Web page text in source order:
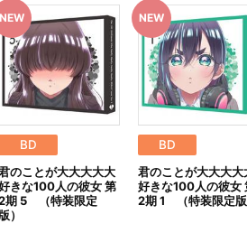
受信の設定をお願いいたします。
とメールが「迷惑メールフォルダ」に
ございます。)
」、「Pay-easy（ペイジー）」を選択時
ールにてお支払い方法をご案内させてい
ドメイン指定受信の設定をお願いい
ただきましたお支払期日までに購入・
場合は、キャンセル扱いとして手続き
間の延長は対応出来かねます。
下の手順でもご確認いただけます。
スし、ログインします。
BD
のことが大大大大大
きな100人の彼女 第
期 5 （特装限定
版）
BD
君のことが大大大大
好きな100人の彼女
2期 1 （特装限定